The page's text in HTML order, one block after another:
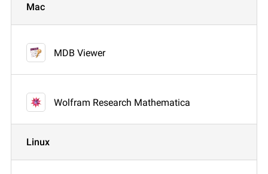
Mac
MDB Viewer
Wolfram Research Mathematica
Linux